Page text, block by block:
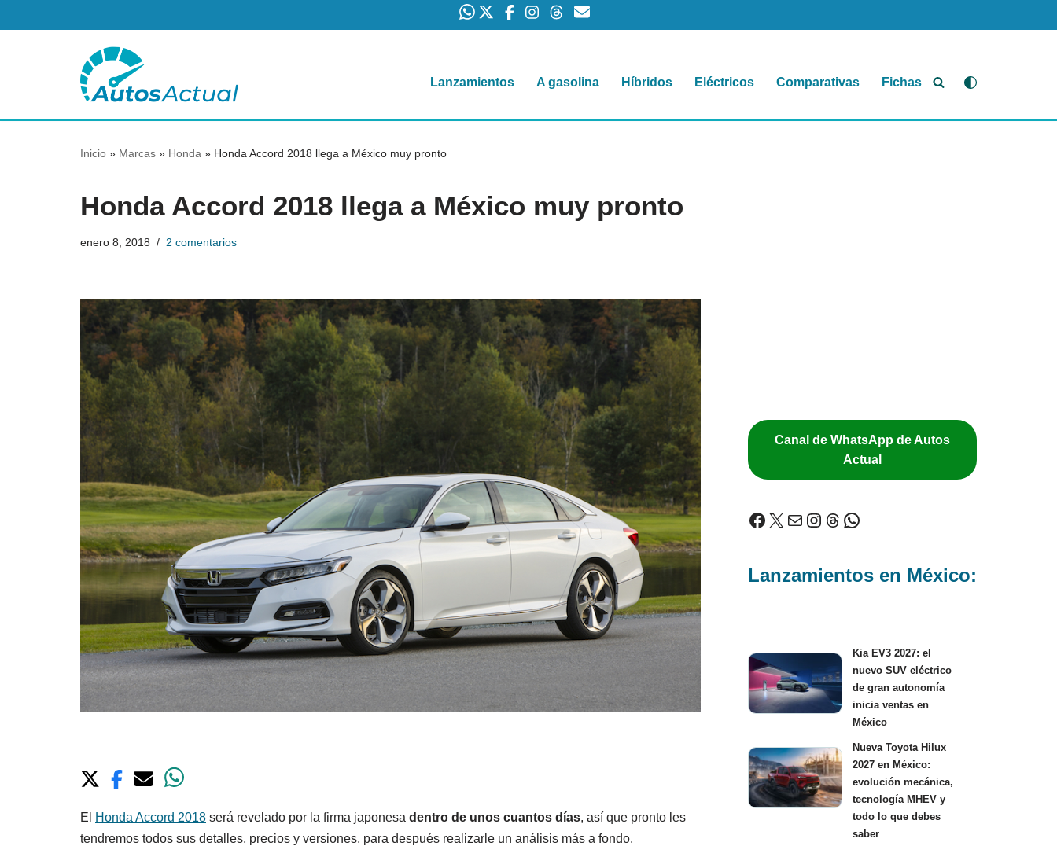
contenido
Lanzamientos A gasolina Híbridos Eléctricos Comparativas Fichas
Inicio » Marcas » Honda » Honda Accord 2018 llega a México muy pronto
Honda Accord 2018 llega a México muy pronto
enero 8, 2018 2 comentarios
El Honda Accord 2018 será revelado por la firma japonesa dentro de unos cuantos días, así que pronto les
tendremos todos sus detalles, precios y versiones, para después realizarle un análisis más a fondo.
Canal de WhatsApp de Autos
Actual
Lanzamientos en México:
Kia EV3 2027: el
nuevo SUV eléctrico
de gran autonomía
inicia ventas en
México
Nueva Toyota Hilux
2027 en México:
evolución mecánica,
tecnología MHEV y
todo lo que debes
saber